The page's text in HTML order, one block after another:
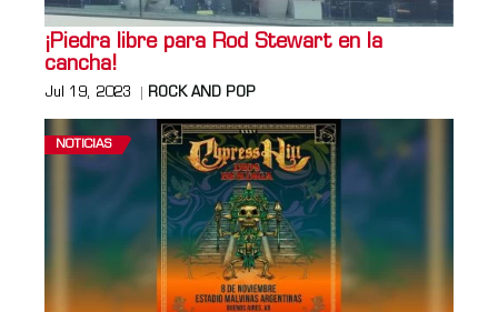
¡Piedra libre para Rod Stewart en la
cancha!
Jul 19, 2023 ROCK AND POP
NOTICIAS